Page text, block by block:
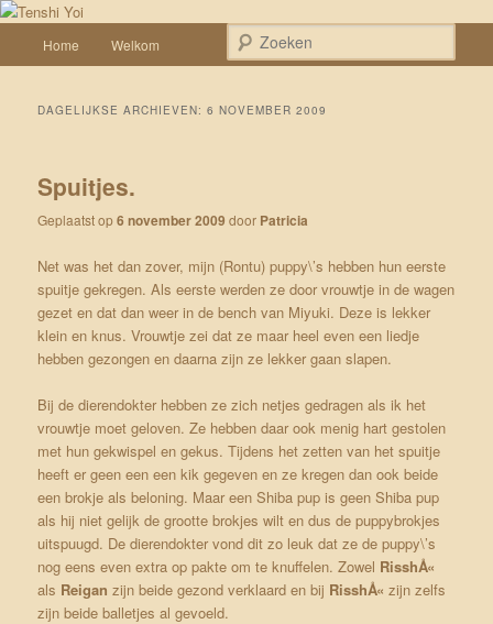
Spring naar de primaire inhoud
Spring naar de secundaire inhoud
Tenshi Yoi
Een weblog over onze Shiba’s (Keiko, Rontu, Miyuki, Tatsu en Yumi)
Home Welkom
DAGELIJKSE ARCHIEVEN:6 NOVEMBER 2009
Spuitjes.
Geplaatst op6 november 2009 door Patricia
Net was het dan zover, mijn (Rontu) puppy\’s hebben hun eerste
spuitje gekregen. Als eerste werden ze door vrouwtje in de wagen
gezet en dat dan weer in de bench van Miyuki. Deze is lekker
klein en knus. Vrouwtje zei dat ze maar heel even een liedje
hebben gezongen en daarna zijn ze lekker gaan slapen.
Bij de dierendokter hebben ze zich netjes gedragen als ik het
vrouwtje moet geloven. Ze hebben daar ook menig hart gestolen
met hun gekwispel en gekus. Tijdens het zetten van het spuitje
heeft er geen een een kik gegeven en ze kregen dan ook beide
een brokje als beloning. Maar een Shiba pup is geen Shiba pup
als hij niet gelijk de grootte brokjes wilt en dus de puppybrokjes
uitspuugd. De dierendokter vond dit zo leuk dat ze de puppy\’s
nog eens even extra op pakte om te knuffelen. Zowel RisshÅ«
als Reiganzijn beide gezond verklaard en bij RisshÅ« zijn zelfs
zijn beide balletjes al gevoeld.